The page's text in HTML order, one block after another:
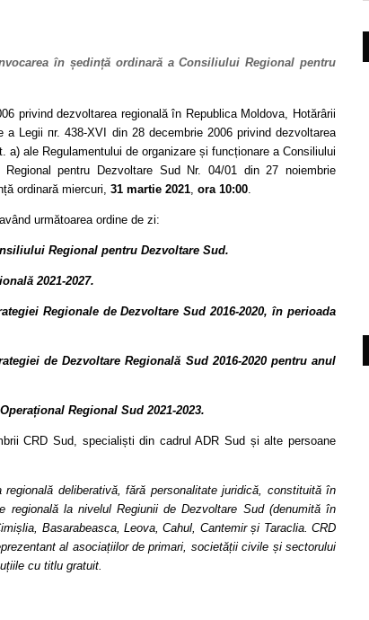
în ședință ordinară a Consiliului Regional pentru
privind dezvoltarea regională în Republica Moldova, Hotărârii
Legii пr. 438-XVI din 28 decembrie 2006 privind dezvoltarea
ale Regulamentului de organizare și funcționare a Consiliului
pentru Dezvoltare Sud Nr. 04/01 din 27 noiembrie
ordinară miercuri, 31 martie 2021, ora 10:00.
având următoarea ordine de zi:
Regional pentru Dezvoltare Sud.
2021-2027.
Regionale de Dezvoltare Sud 2016-2020, în perioada
de Dezvoltare Regională Sud2016-2020 pentru anul
Regional Sud 2021-2023.
CRD Sud, specialiști din cadrul ADR Sud și alte persoane
deliberativă, fără personalitate juridică, constituită în
regională la nivelul Regiunii de Dezvoltare Sud (denumită în
Basarabeasca, Leova, Cahul, Cantemir și Taraclia. CRD
al asociațiilor de primari, societății civile și sectorului
cu titlu gratuit.